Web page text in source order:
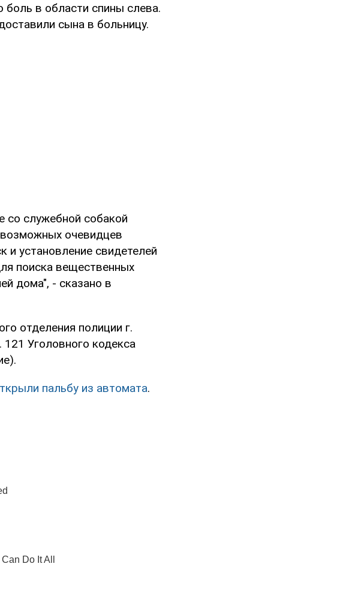
боль в области спины слева.
сына в больницу.
со служебной собакой
очевидцев
и установление свидетелей
поиска вещественных
дома", - сказано в
отделения полиции г.
Уголовного кодекса
пальбу из автомата.